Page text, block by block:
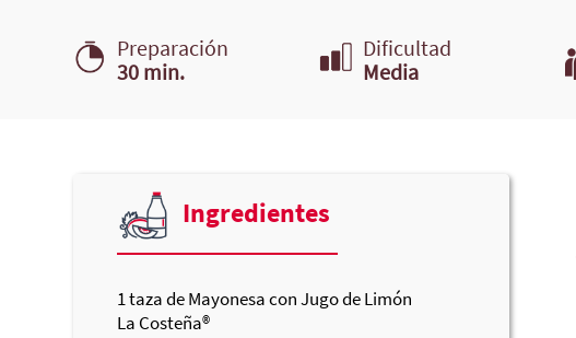
Preparación
30 min.
Dificultad
Media
Ingredientes
1taza de Mayonesa con Jugo de Limón
La Costeña®